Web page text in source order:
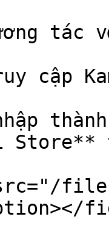
tác
cập